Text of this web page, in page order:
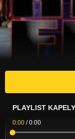
PLAYLIST KAPELY
0:00 /0:00